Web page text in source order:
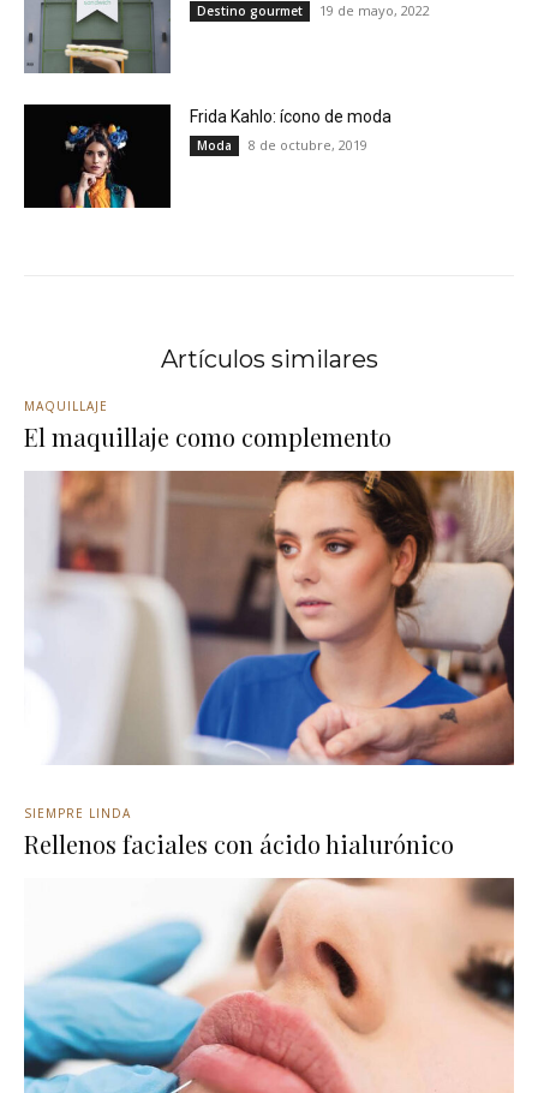
Destino gourmet 19 de mayo, 2022
Frida Kahlo: ícono de moda
Moda 8 de octubre, 2019
Artículos similares
MAQUILLAJE
El maquillaje como complemento
SIEMPRE LINDA
Rellenos faciales con ácido hialurónico